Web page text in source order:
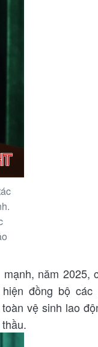
năm 2025,
đồng bộ các
vệ sinh lao